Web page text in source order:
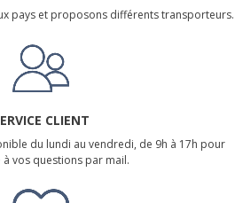
pays et proposons différents transporteurs.
CLIENT
du lundi au vendredi, de 9h à 17h pour
vos questions par mail.